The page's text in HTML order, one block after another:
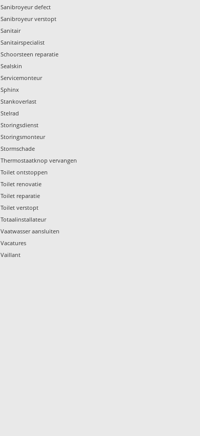
Sanibroyeur defect
Sanibroyeur verstopt
Sanitair
Sanitairspecialist
Schoorsteen reparatie
Sealskin
Servicemonteur
Sphinx
Stankoverlast
Stelrad
Storingsdienst
Storingsmonteur
Stormschade
Thermostaatknop vervangen
Toilet ontstoppen
Toilet renovatie
Toilet reparatie
Toilet verstopt
Totaalinstallateur
Vaatwasser aansluiten
Vacatures
Vaillant